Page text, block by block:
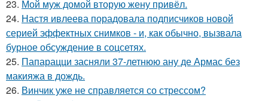
23. Мой муж домой вторую жену привёл.
24. Настя ивлеева порадовала подписчиков новой
серией эффектных снимков - и, как обычно, вызвала
бурное обсуждение в соцсетях.
25. Папарацци засняли 37-летнюю ану де Армас без
макияжа в дождь.
26. Винчик уже не справляется со стрессом?